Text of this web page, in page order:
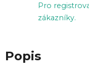
Pro
zákazníky.
Popis